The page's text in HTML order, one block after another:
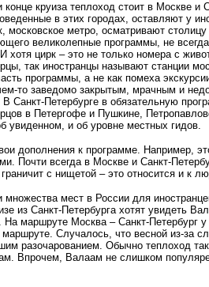
круиза теплоход стоит в Москве и
в этих городах, оставляют у
метро, осматривают столицу
великолепные программы, не
хотя цирк – это не только номера с
так иностранцы называют станции
программы, а не как помеха
то заведомо закрытым, мрачным и
Санкт-Петербурге в обязательную
в Петергофе и Пушкине,
увиденном, и об уровне местных гидов.
дополнения к программе. Например,
Почти всегда в Москве и Санкт-
с нищетой – это относится и к
множества мест в России для
из Санкт-Петербурга хотят увидеть
маршруте Москва – Санкт-Петербург
Случалось, что весной из-за
разочарованием. Обычно теплоход
Впрочем, Валаам не слишком